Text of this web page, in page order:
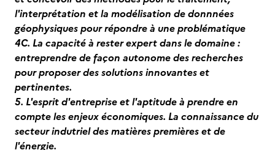
l'interprétation et la modélisation de donnnées
géophysiques pour répondre à une problématique
4C. La capacité à rester expert dans le domaine :
entreprendre de façon autonome des recherches
pour proposer des solutions innovantes et
pertinentes.
5. L'esprit d'entreprise et l'aptitude à prendre en
compte les enjeux économiques. La connaissance du
secteur indutriel des matières premières et de
l'énergie.